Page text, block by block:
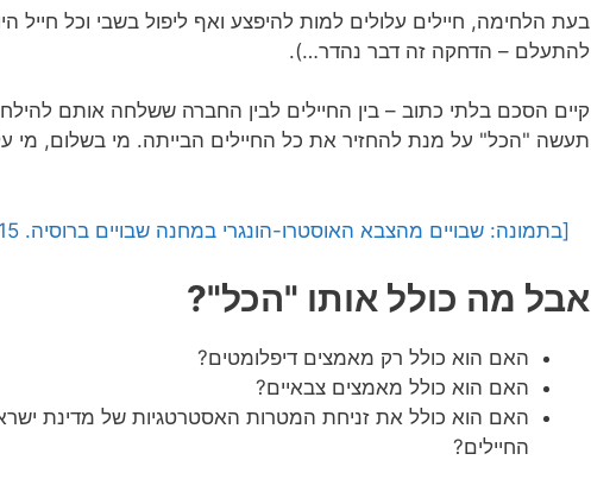
בעת הלחימה, חיילים עלולים למות להיפצע ואף ליפול בשבי וכל חייל
להתעלם – הדחקה זה דבר נהדר…).
קיים הסכם בלתי כתוב – בין החיילים לבין החברה ששלחה אותם
תעשה "הכל" על מנת להחזיר את כל החיילים הבייתה. מי בשלום, מי על
[בתמונה: שבויים מהצבא האוסטרו-הונגרי במחנה שבויים ברוסיה. 1915. התמונה היא נחלת הכלל]
אבל מה כולל אותו "הכל"?
האם הוא כולל רק מאמצים דיפלומטים?
האם הוא כולל מאמצים צבאיים?
האם הוא כולל את זניחת המטרות האסטרטגיות של מדינת
החיילים?